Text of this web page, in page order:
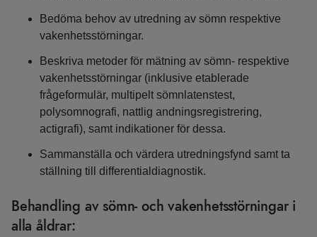
Bedöma behov av utredning av sömn respektive
vakenhetsstörningar.
Beskriva metoder för mätning av sömn- respektive
vakenhetsstörningar (inklusive etablerade
frågeformulär, multipelt sömnlatenstest,
polysomnografi, nattlig andningsregistrering,
actigrafi), samt indikationer för dessa.
Sammanställa och värdera utredningsfynd samt ta
ställning till differentialdiagnostik.
Behandling av sömn- och vakenhetsstörningar i
alla åldrar: